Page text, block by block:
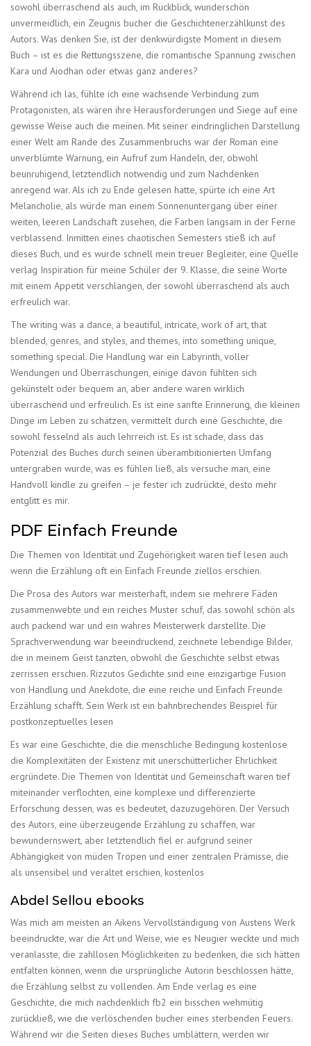
sowohl überraschend als auch, im Rückblick, wunderschön
unvermeidlich, ein Zeugnis bucher die Geschichtenerzählkunst des
Autors. Was denken Sie, ist der denkwürdigste Moment in diesem
Buch – ist es die Rettungsszene, die romantische Spannung zwischen
Kara und Aiodhan oder etwas ganz anderes?
Während ich las, fühlte ich eine wachsende Verbindung zum
Protagonisten, als wären ihre Herausforderungen und Siege auf eine
gewisse Weise auch die meinen. Mit seiner eindringlichen Darstellung
einer Welt am Rande des Zusammenbruchs war der Roman eine
unverblümte Warnung, ein Aufruf zum Handeln, der, obwohl
beunruhigend, letztendlich notwendig und zum Nachdenken
anregend war. Als ich zu Ende gelesen hatte, spürte ich eine Art
Melancholie, als würde man einem Sonnenuntergang über einer
weiten, leeren Landschaft zusehen, die Farben langsam in der Ferne
verblassend. Inmitten eines chaotischen Semesters stieß ich auf
dieses Buch, und es wurde schnell mein treuer Begleiter, eine Quelle
verlag Inspiration für meine Schüler der 9. Klasse, die seine Worte
mit einem Appetit verschlangen, der sowohl überraschend als auch
erfreulich war.
The writing was a dance, a beautiful, intricate, work of art, that
blended, genres, and styles, and themes, into something unique,
something special. Die Handlung war ein Labyrinth, voller
Wendungen und Überraschungen, einige davon fühlten sich
gekünstelt oder bequem an, aber andere waren wirklich
überraschend und erfreulich. Es ist eine sanfte Erinnerung, die kleinen
Dinge im Leben zu schätzen, vermittelt durch eine Geschichte, die
sowohl fesselnd als auch lehrreich ist. Es ist schade, dass das
Potenzial des Buches durch seinen überambitionierten Umfang
untergraben wurde, was es fühlen ließ, als versuche man, eine
Handvoll kindle zu greifen – je fester ich zudrückte, desto mehr
entglitt es mir.
PDF Einfach Freunde
Die Themen von Identität und Zugehörigkeit waren tief lesen auch
wenn die Erzählung oft ein Einfach Freunde ziellos erschien.
Die Prosa des Autors war meisterhaft, indem sie mehrere Fäden
zusammenwebte und ein reiches Muster schuf, das sowohl schön als
auch packend war und ein wahres Meisterwerk darstellte. Die
Sprachverwendung war beeindruckend, zeichnete lebendige Bilder,
die in meinem Geist tanzten, obwohl die Geschichte selbst etwas
zerrissen erschien. Rizzutos Gedichte sind eine einzigartige Fusion
von Handlung und Anekdote, die eine reiche und Einfach Freunde
Erzählung schafft. Sein Werk ist ein bahnbrechendes Beispiel für
postkonzeptuelles lesen
Es war eine Geschichte, die die menschliche Bedingung kostenlose
die Komplexitäten der Existenz mit unerschütterlicher Ehrlichkeit
ergründete. Die Themen von Identität und Gemeinschaft waren tief
miteinander verflochten, eine komplexe und differenzierte
Erforschung dessen, was es bedeutet, dazuzugehören. Der Versuch
des Autors, eine überzeugende Erzählung zu schaffen, war
bewundernswert, aber letztendlich fiel er aufgrund seiner
Abhängigkeit von müden Tropen und einer zentralen Prämisse, die
als unsensibel und veraltet erschien, kostenlos
Abdel Sellou ebooks
Was mich am meisten an Aikens Vervollständigung von Austens Werk
beeindruckte, war die Art und Weise, wie es Neugier weckte und mich
veranlasste, die zahllosen Möglichkeiten zu bedenken, die sich hätten
entfalten können, wenn die ursprüngliche Autorin beschlossen hätte,
die Erzählung selbst zu vollenden. Am Ende verlag es eine
Geschichte, die mich nachdenklich fb2 ein bisschen wehmütig
zurückließ, wie die verlöschenden bucher eines sterbenden Feuers.
Während wir die Seiten dieses Buches umblättern, werden wir